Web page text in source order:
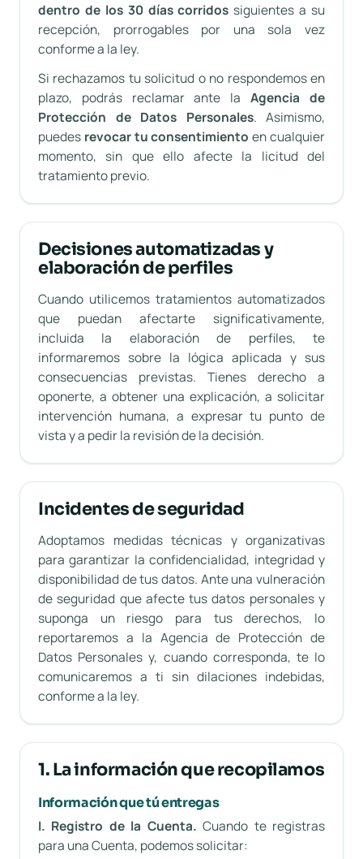
dentro de los 30 días corridos siguientes a su
recepción, prorrogables por una sola vez
conforme a la ley.
Si rechazamos tu solicitud o no respondemos en
plazo, podrás reclamar ante laAgencia de
Protección de Datos Personales. Asimismo,
puedes revocar tu consentimiento en cualquier
momento, sin que ello afecte la licitud del
tratamiento previo.
Decisiones automatizadas y
elaboración de perfiles
Cuando utilicemos tratamientos automatizados
que puedan afectarte significativamente,
incluida la elaboración de perfiles, te
informaremos sobre la lógica aplicada y sus
consecuencias previstas. Tienes derecho a
oponerte, a obtener una explicación, a solicitar
intervención humana, a expresar tu punto de
vista y a pedir la revisión de la decisión.
Incidentes de seguridad
Adoptamos medidas técnicas y organizativas
para garantizar la confidencialidad, integridad y
disponibilidad de tus datos. Ante una vulneración
de seguridad que afecte tus datos personales y
suponga un riesgo para tus derechos, lo
reportaremos a la Agencia de Protección de
Datos Personales y, cuando corresponda, te lo
comunicaremos a ti sin dilaciones indebidas,
conforme a la ley.
1. La información que recopilamos
Información que tú entregas
I. Registro de la Cuenta. Cuando te registras
para una Cuenta, podemos solicitar: